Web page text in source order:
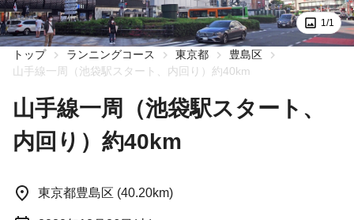
1/1
トップ ランニングコース 東京都
豊島区
山手線一周（池袋駅スタート、内回り）約40km
山手線一周（池袋駅スタート、
内回り）約40km
東京都豊島区 (40.20km)